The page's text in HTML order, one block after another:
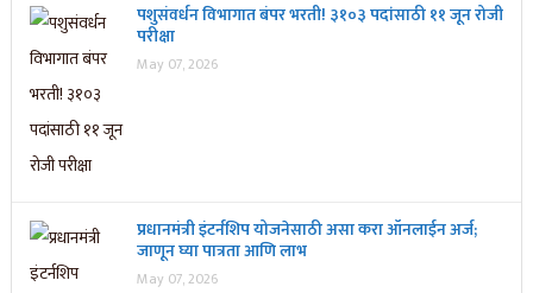
पशुसंवर्धन विभागात बंपर भरती! ३१०३ पदांसाठी ११ जून रोजी
परीक्षा
May 07, 2026
प्रधानमंत्री इंटर्नशिप योजनेसाठी असा करा ऑनलाईन अर्ज;
जाणून घ्या पात्रता आणि लाभ
May 07, 2026